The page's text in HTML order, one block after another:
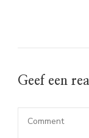
Geef een